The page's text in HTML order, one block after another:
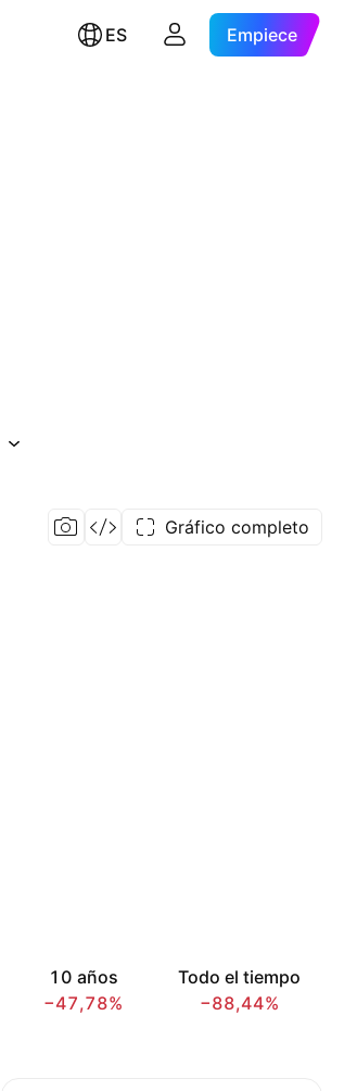
ES Empiece
Gráfico completo
10 años
−47,78%
Todo el tiempo
−88,44%